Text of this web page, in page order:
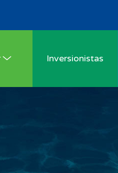
Inversionistas